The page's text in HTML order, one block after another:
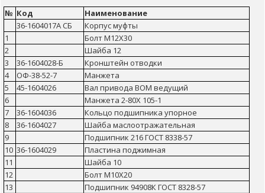
№ Код
Наименование
36-1604017А СБ
Корпус муфты
1
Болт М12Х30
2
Шайба 12
3
36-1604028-Б
Кронштейн отводки
4
ОФ-38-52-7
Манжета
5
45-1604026
Вал привода ВОМ ведущий
6
Манжета 2-80Х 105-1
7
36-1604036
Кольцо подшипника упорное
8
36-1604027
Шайба маслоотражательная
9
Подшипник 216 ГОСТ 8338-57
10 36-1604029
Пластина поджимная
11
Шайба 10
12
Болт М10Х20
13
Подшипник 94908К ГОСТ 8328-57